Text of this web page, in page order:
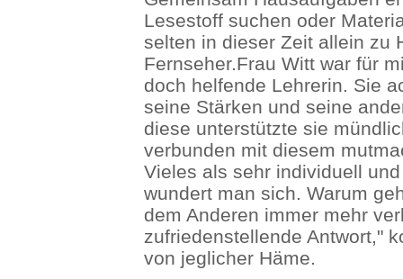
Lesestoff suchen oder
selten in dieser Zeit allein zu
Fernseher.Frau Witt war für
doch helfende Lehrerin. Sie
seine Stärken und seine
diese unterstützte sie
verbunden mit diesem
Vieles als sehr individuell
wundert man sich. Warum
dem Anderen immer mehr
zufriedenstellende Antwort,"
von jeglicher Häme.